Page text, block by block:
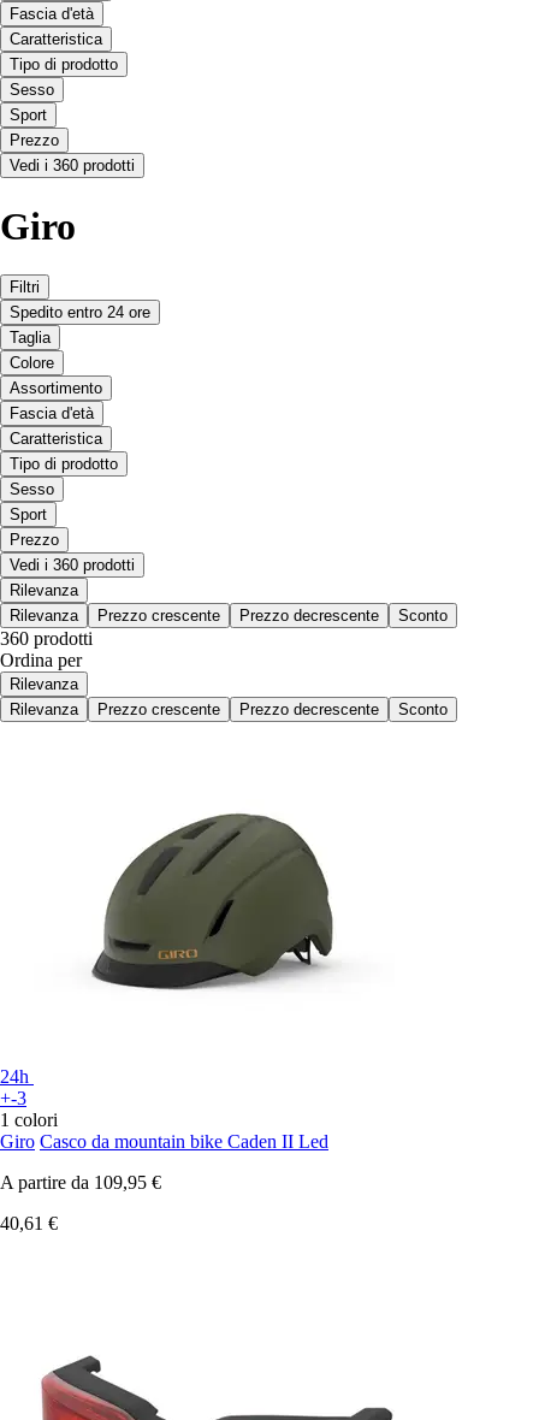
Fascia d'età
Caratteristica
Tipo di prodotto
Sesso
Sport
Prezzo
Vedi i 360 prodotti
Giro
Filtri
Spedito entro 24 ore
Taglia
Colore
Assortimento
Fascia d'età
Caratteristica
Tipo di prodotto
Sesso
Sport
Prezzo
Vedi i 360 prodotti
Rilevanza
Rilevanza
Prezzo crescente Prezzo decrescente Sconto
360 prodotti
Ordina per
Rilevanza
Rilevanza
Prezzo crescente Prezzo decrescente Sconto
24h
+-3
1 colori
Giro Casco da mountain bike Caden II Led
A partire da 109,95 €
40,61 €